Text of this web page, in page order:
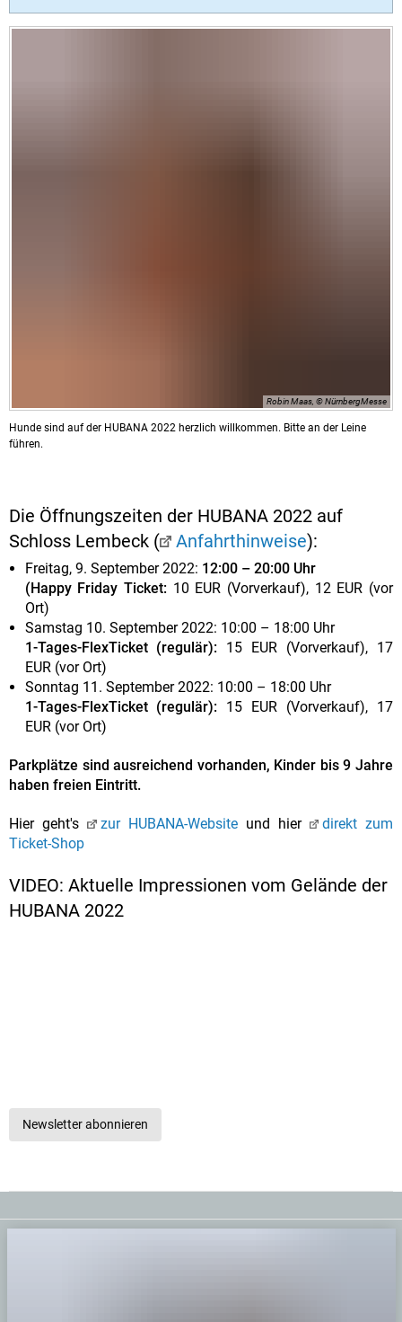
Robin Maas, © NürnbergMesse
Hunde sind auf der HUBANA 2022 herzlich willkommen. Bitte an der Leine
führen.
Die Öffnungszeiten der HUBANA 2022 auf
Schloss Lembeck (
Anfahrthinweise):
Freitag, 9. September 2022: 12:00 – 20:00 Uhr
(Happy Friday Ticket:10 EUR (Vorverkauf), 12 EUR (vor
Ort)
Samstag 10. September 2022: 10:00 – 18:00 Uhr
1-Tages-FlexTicket (regulär): 15 EUR (Vorverkauf), 17
EUR (vor Ort)
Sonntag 11. September 2022: 10:00 – 18:00 Uhr
1-Tages-FlexTicket (regulär): 15 EUR (Vorverkauf), 17
EUR (vor Ort)
Parkplätze sind ausreichend vorhanden, Kinder bis 9 Jahre
haben freien Eintritt.
Hier geht's zur HUBANA-Websiteund hier
direkt zum
Ticket-Shop
VIDEO: Aktuelle Impressionen vom Gelände der
HUBANA 2022
Newsletter abonnieren